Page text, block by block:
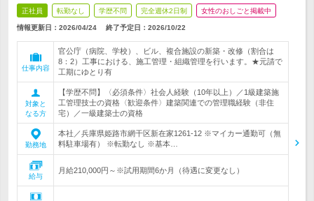
正社員 転勤なし 学歴不問 完全週休2日制 女性のおしごと掲載中
情報更新日：2026/04/24 終了予定日： 2026/10/22
仕事内容
官公庁（病院、学校）、ビル、複合施設の新築・改修（割合は
8：2）工事における、施工管理・組織管理を行います。★元請で
工期にゆとり有
対象と
なる方
【学歴不問】〈必須条件〉社会人経験（10年以上）／1級建築施
工管理技士の資格〈歓迎条件〉建築関連での管理職経験（非住
宅）／一級建築士の資格
勤務地
本社／兵庫県姫路市網干区新在家1261-12 ※マイカー通勤可（無
料駐車場有） ※転勤なし ※基本…
給与
月給210,000円～※試用期間6か月（待遇に変更なし）